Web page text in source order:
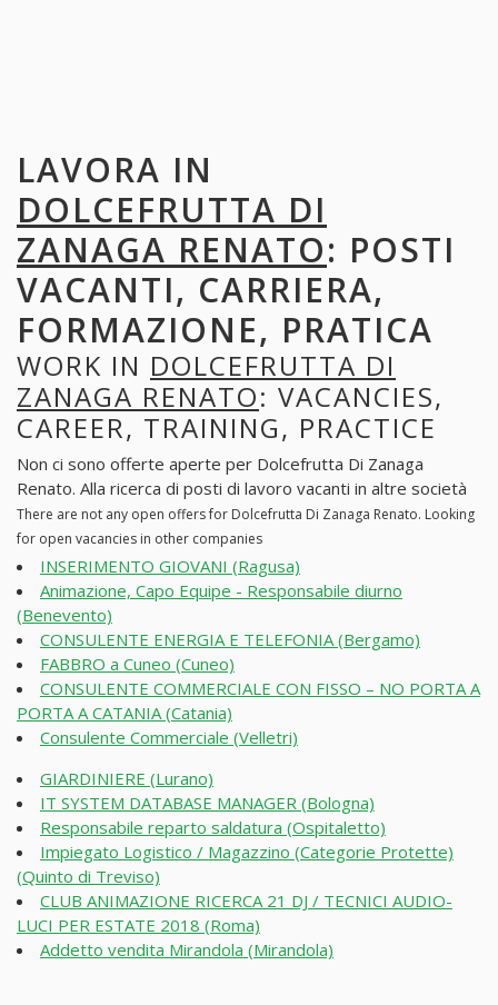
LAVORA IN
DOLCEFRUTTA DI
ZANAGA RENATO: POSTI
VACANTI, CARRIERA,
FORMAZIONE, PRATICA
WORK IN DOLCEFRUTTA DI
ZANAGA RENATO: VACANCIES,
CAREER, TRAINING, PRACTICE
Non ci sono offerte aperte per Dolcefrutta Di Zanaga
Renato. Alla ricerca di posti di lavoro vacanti in altre società
There are not any open offers for Dolcefrutta Di Zanaga Renato. Looking
for open vacancies in other companies
INSERIMENTO GIOVANI (Ragusa)
Animazione, Capo Equipe - Responsabile diurno
(Benevento)
CONSULENTE ENERGIA E TELEFONIA (Bergamo)
FABBRO a Cuneo (Cuneo)
CONSULENTE COMMERCIALE CON FISSO – NO PORTA A
PORTA A CATANIA (Catania)
Consulente Commerciale (Velletri)
GIARDINIERE (Lurano)
IT SYSTEM DATABASE MANAGER (Bologna)
Responsabile reparto saldatura (Ospitaletto)
Impiegato Logistico / Magazzino (Categorie Protette)
(Quinto di Treviso)
CLUB ANIMAZIONE RICERCA 21 DJ / TECNICI AUDIO-
LUCI PER ESTATE 2018 (Roma)
Addetto vendita Mirandola (Mirandola)